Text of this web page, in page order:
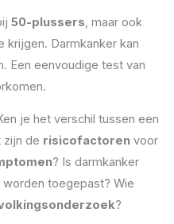
50-plussers , maar ook
krijgen. Darmkanker kan
Een eenvoudige test van
je het verschil tussen een
zijn de risicofactoren voor
? Is darmkanker
worden toegepast? Wie
?